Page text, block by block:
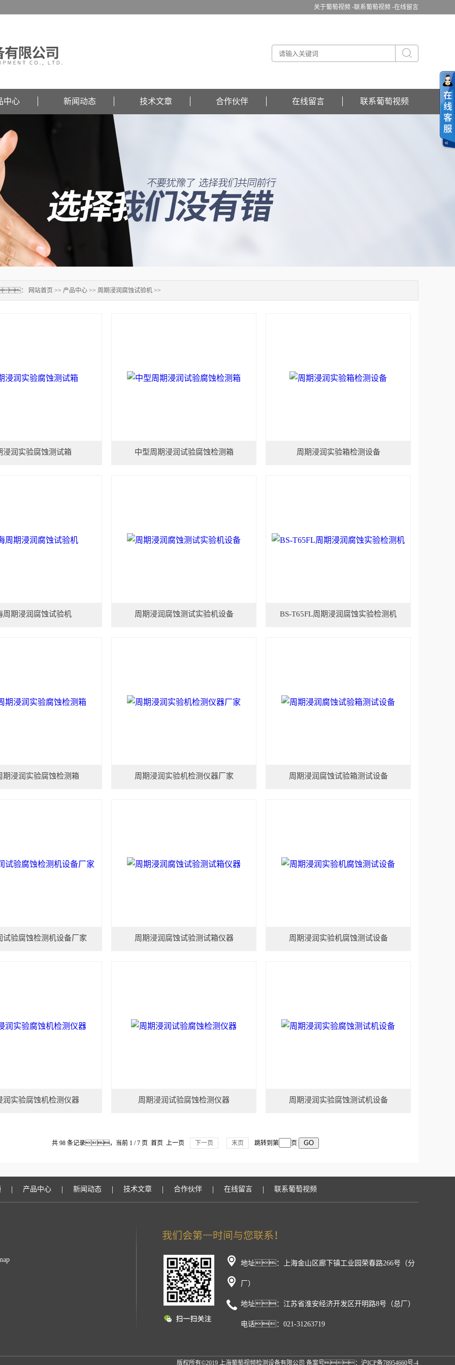
关于葡萄视频 -联系葡萄视频 -在线留言
中心 新闻动态 技术文章 合作伙伴 在线留言 联系葡萄视频
： 网站首页 >> 产品中心 >> 周期浸润腐蚀试验机 >>
浸润实验腐蚀测试箱 中型周期浸润试验腐蚀检测箱 周期浸润实验箱检测设备
周期浸润腐蚀试验机 周期浸润腐蚀测试实验机设备 BS-T65FL周期浸润腐蚀实验检测机
期浸润实验腐蚀检测箱 周期浸润实验机检测仪器厂家 周期浸润腐蚀试验箱测试设备
试验腐蚀检测机设备厂家 周期浸润腐蚀试验测试箱仪器 周期浸润实验机腐蚀测试设备
润实验腐蚀机检测仪器 周期浸润试验腐蚀检测仪器 周期浸润实验腐蚀测试机设备
共 98 条记录，当前 1 / 7 页 首页 上一页 下一页 末页 跳转到第 页
| 产品中心 | 新闻动态 | 技术文章 | 合作伙伴 | 在线留言 | 联系葡萄视频
地址：上海金山区廊下镇工业园荣春路266号（分
厂）
地址：江苏省淮安经济开发区开明路8号（总厂）
电话：021-31263719
版权所有©2019 上海葡萄视频检测设备有限公司 备案号： 沪ICP备78954660号-4